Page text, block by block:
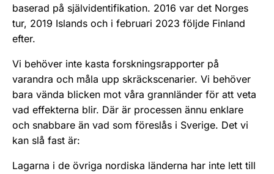
baserad på självidentifikation. 2016 var det Norges
tur, 2019 Islands och i februari 2023 följde Finland
efter.
Vi behöver inte kasta forskningsrapporter på
varandra och måla upp skräckscenarier. Vi behöver
bara vända blicken mot våra grannländer för att veta
vad effekterna blir. Där är processen ännu enklare
och snabbare än vad som föreslås i Sverige. Det vi
kan slå fast är:
Lagarna i de övriga nordiska länderna har inte lett till